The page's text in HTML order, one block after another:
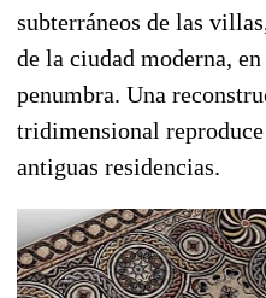
subterráneos de las
de la ciudad moderna,
penumbra. Una
tridimensional
antiguas residencias.